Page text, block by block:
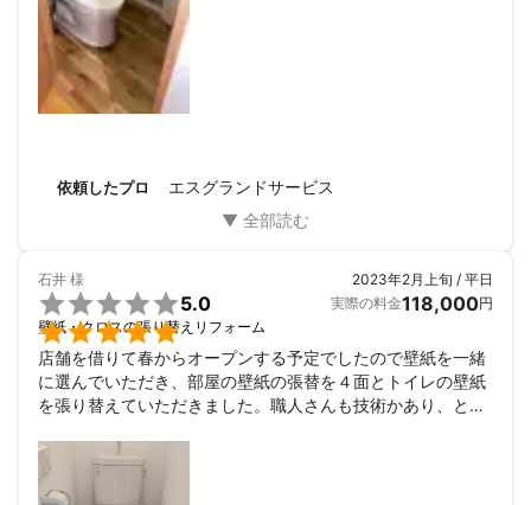
依頼したプロ エスグランドサービス
石井 様


5.0
壁紙・クロスの張り替えリフォーム
2023年2月上旬 / 平日
実際の料金118,000円
店舗を借りて春からオープンする予定でしたので壁紙を一緒
に選んでいただき、部屋の壁紙の張替を４面とトイレの壁紙
を張り替えていただきました。職人さんも技術かあり、とて
これで新たな気持ちでオープンをむかえられます。